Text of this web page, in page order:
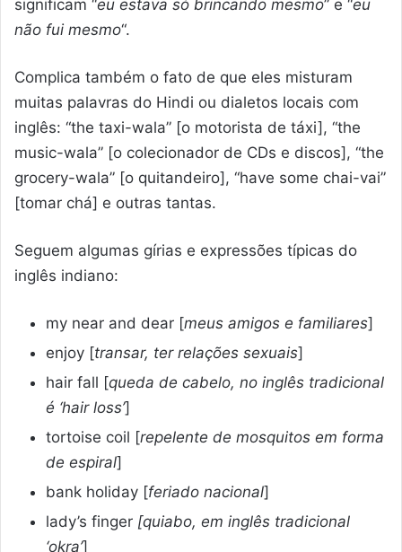
significam “eu estava só brincando mesmo” e “eu
não fui mesmo“.
Complica também o fato de que eles misturam
muitas palavras do Hindi ou dialetos locais com
inglês: “the taxi-wala” [o motorista de táxi], “the
music-wala” [o colecionador de CDs e discos], “the
grocery-wala” [o quitandeiro], “have some chai-vai”
[tomar chá] e outras tantas.
Seguem algumas gírias e expressões típicas do
inglês indiano:
my near and dear [meus amigos e familiares]
enjoy [transar, ter relações sexuais]
hair fall [queda de cabelo, no inglês tradicional
é ‘hair loss’]
tortoise coil [repelente de mosquitos em forma
de espiral]
bank holiday [feriado nacional]
lady’s finger [quiabo, em inglês tradicional
‘okra’]